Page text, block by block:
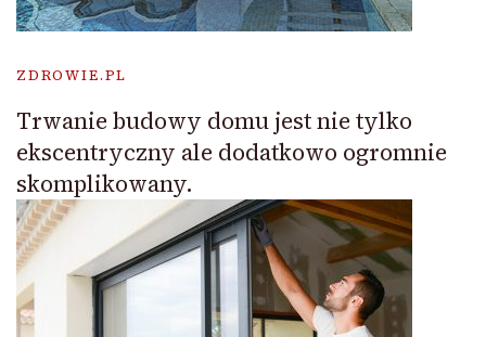
ZDROWIE.PL
Trwanie budowy domu jest nie tylko
ekscentryczny ale dodatkowo ogromnie
skomplikowany.